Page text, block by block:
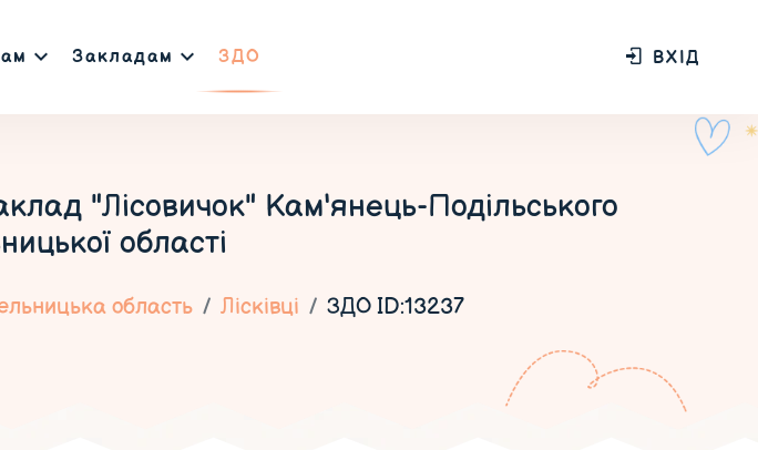
Закладам ЗДО ВХІД
"Лісовичок" Кам'янець-Подільського
області
область Лісківці ЗДО ID:13237